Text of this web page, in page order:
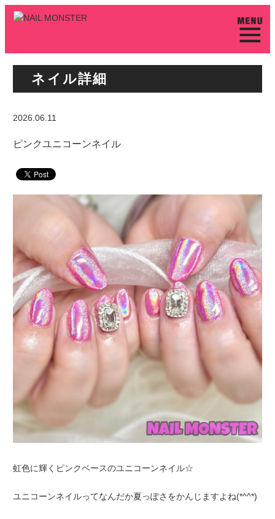
ネイル詳細
2026.06.11
ピンクユニコーンネイル
虹色に輝くピンクベースのユニコーンネイル☆
ユニコーンネイルってなんだか夏っぽさをかんじますよね(*^^*)